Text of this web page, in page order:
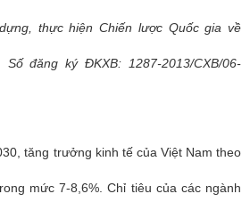
thực hiện Chiến lược Quốc gia về
Số đăng ký ĐKXB: 1287-2013/CXB/06-
tăng trưởng kinh tế của Việt Nam theo
mức 7-8,6%. Chỉ tiêu của các ngành